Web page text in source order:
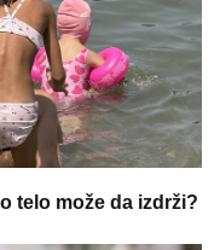
telo može da izdrži?